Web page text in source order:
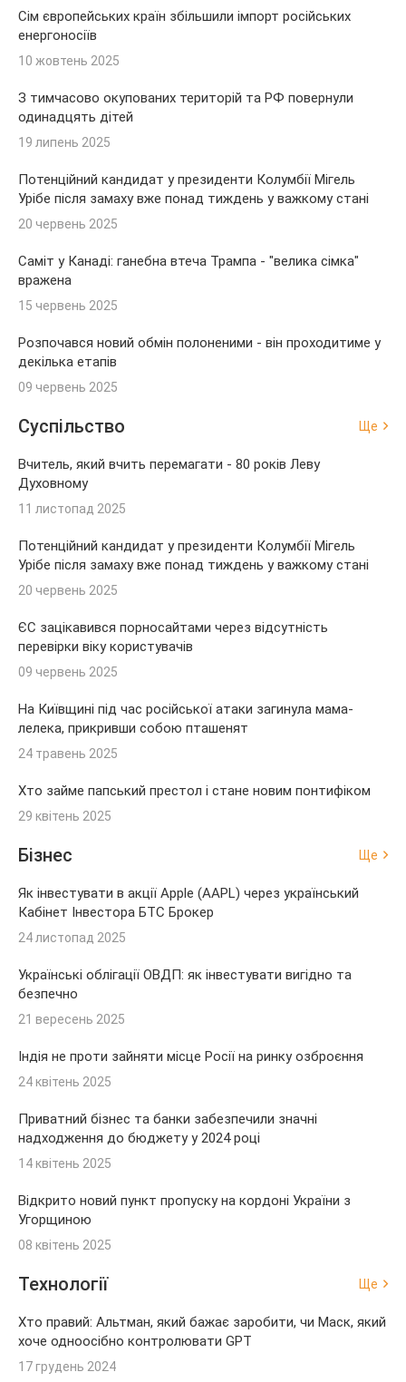
Сім європейських країн збільшили імпорт російських
енергоносіїв
10 жовтень 2025
З тимчасово окупованих територій та РФ повернули
одинадцять дітей
19 липень 2025
Потенційний кандидат у президенти Колумбії Мігель
Урібе після замаху вже понад тиждень у важкому стані
20 червень 2025
Саміт у Канаді: ганебна втеча Трампа - "велика сімка"
вражена
15 червень 2025
Розпочався новий обмін полоненими - він проходитиме у
декілька етапів
09 червень 2025
Суспільство Ще
Вчитель, який вчить перемагати - 80 років Леву
Духовному
11 листопад 2025
Потенційний кандидат у президенти Колумбії Мігель
Урібе після замаху вже понад тиждень у важкому стані
20 червень 2025
ЄС зацікавився порносайтами через відсутність
перевірки віку користувачів
09 червень 2025
На Київщині під час російської атаки загинула мама-
лелека, прикривши собою пташенят
24 травень 2025
Хто займе папський престол і стане новим понтифіком
29 квітень 2025
Бізнес Ще
Як інвестувати в акції Apple (AAPL) через український
Кабінет Інвестора БТС Брокер
24 листопад 2025
Українські облігації ОВДП: як інвестувати вигідно та
безпечно
21 вересень 2025
Індія не проти зайняти місце Росії на ринку озброєння
24 квітень 2025
Приватний бізнес та банки забезпечили значні
надходження до бюджету у 2024 році
14 квітень 2025
Відкрито новий пункт пропуску на кордоні України з
Угорщиною
08 квітень 2025
Технології Ще
Хто правий: Альтман, який бажає заробити, чи Маск, який
хоче одноосібно контролювати GPT
17 грудень 2024